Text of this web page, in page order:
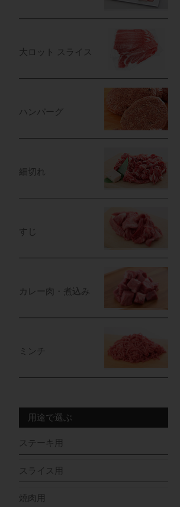
大ロット スライス
ハンバーグ
細切れ
すじ
カレー肉・煮込み
ミンチ
用途で選ぶ
ステーキ用
スライス用
焼肉用